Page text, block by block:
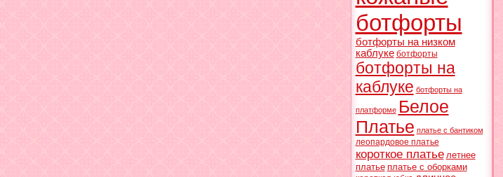
ботфорты
ботфорты на низком
каблуке ботфорты
ботфорты на
каблуке ботфорты на
платформе Белое
Платье платье с бантиком
леопардовое платье
короткое платье летнее
платье платье с оборками